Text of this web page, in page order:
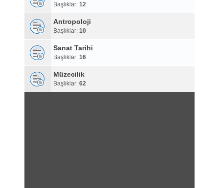
Başlıklar: 12
Antropoloji
Başlıklar: 10
Sanat Tarihi
Başlıklar: 16
Müzecilik
Başlıklar: 62